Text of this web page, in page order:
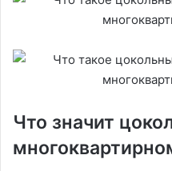
Что значит